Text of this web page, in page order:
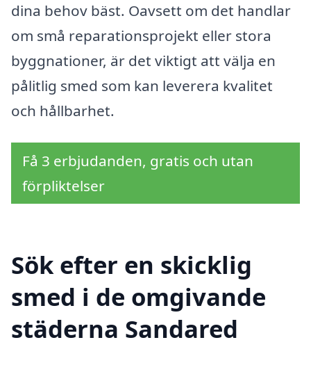
dina behov bäst. Oavsett om det handlar
om små reparationsprojekt eller stora
byggnationer, är det viktigt att välja en
pålitlig smed som kan leverera kvalitet
och hållbarhet.
Få 3 erbjudanden, gratis och utan
förpliktelser
Sök efter en skicklig
smed i de omgivande
städerna Sandared